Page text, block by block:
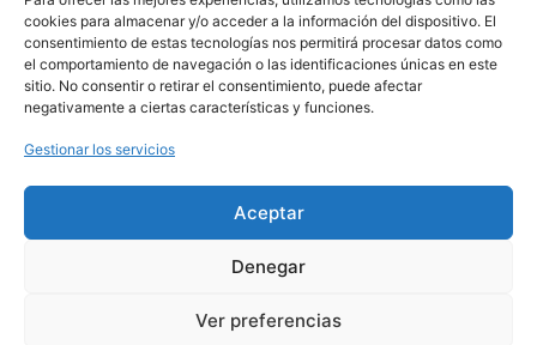
cookies para almacenar y/o acceder a la información del dispositivo. El
consentimiento de estas tecnologías nos permitirá procesar datos como
el comportamiento de navegación o las identificaciones únicas en este
sitio. No consentir o retirar el consentimiento, puede afectar
negativamente a ciertas características y funciones.
Gestionar los servicios
Aceptar
Denegar
Ver preferencias
Haz clic en «Estoy de acuerdo» para
activar Youtube
POLÍTICA DE COOKIES